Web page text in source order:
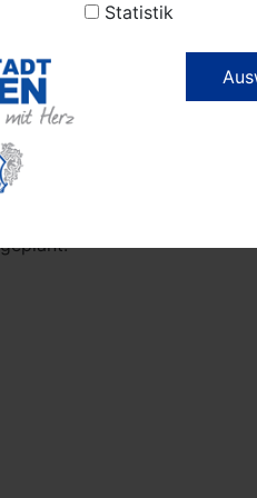
Statistik
Umgang mit möglichen
sagte das
Meger und
die Corona-Regeln die
„Bis Ende Juni werden
geehrt – jeweils im